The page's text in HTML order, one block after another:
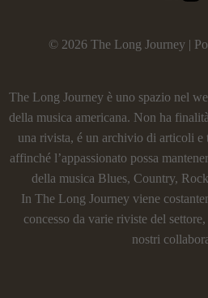
© 2026 The Long Journey |
The Long Journey è uno spazio nel
della musica americana. Non ha
una rivista, é un archivio di articoli e
affinché l’appassionato possa
della musica Blues, Country,
In The Long Journey viene
concesso da varie riviste del
nostri